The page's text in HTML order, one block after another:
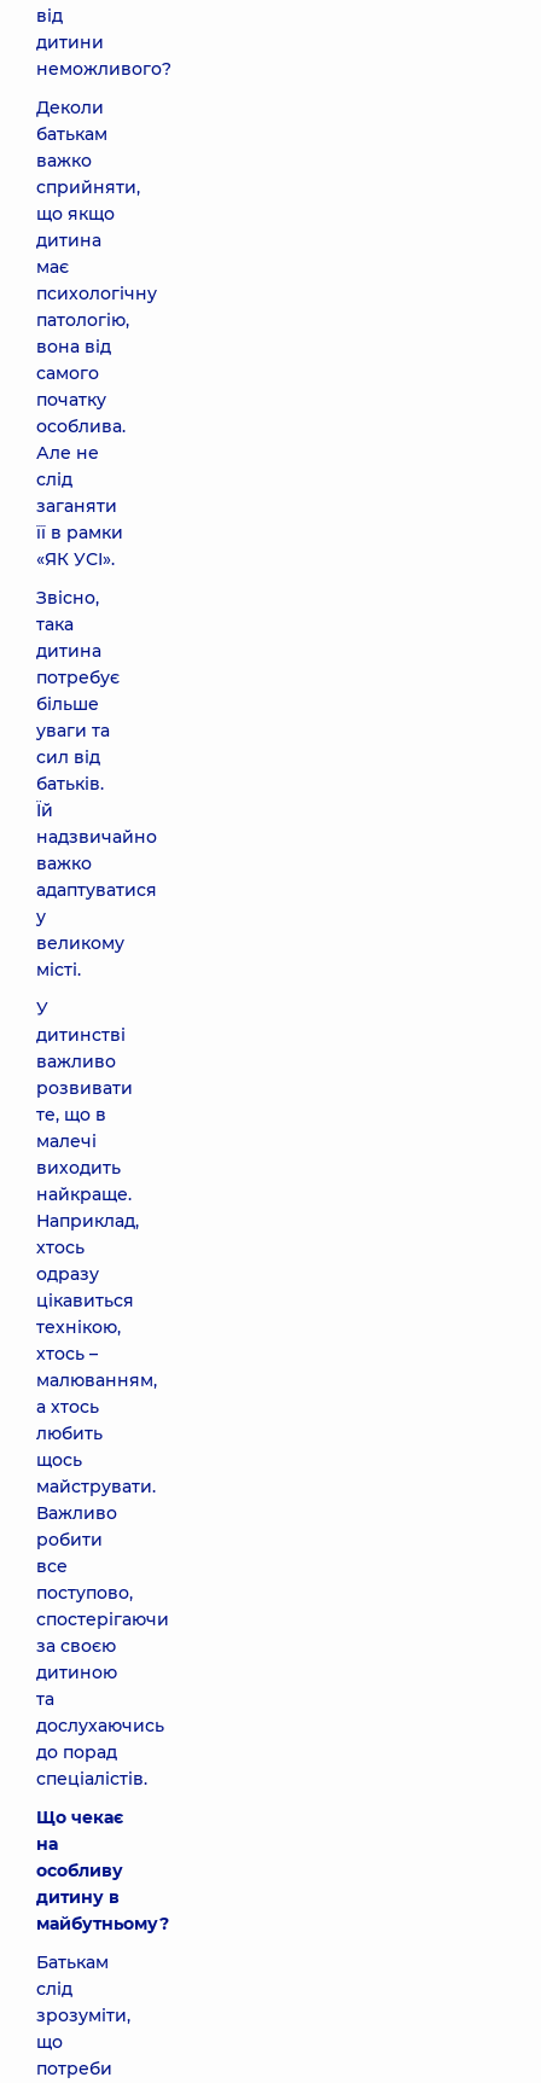
від
дитини
неможливого?
Деколи
батькам
важко
сприйняти,
що якщо
дитина
має
психологічну
патологію,
вона від
самого
початку
особлива.
Але не
слід
заганяти
її в рамки
«ЯК УСІ».
Звісно,
така
дитина
потребує
більше
уваги та
сил від
батьків.
Їй
надзвичайно
важко
адаптуватися
у
великому
місті.
У
дитинстві
важливо
розвивати
те, що в
малечі
виходить
найкраще.
Наприклад,
хтось
одразу
цікавиться
технікою,
хтось –
малюванням,
а хтось
любить
щось
майструвати.
Важливо
робити
все
поступово,
спостерігаючи
за своєю
дитиною
та
дослухаючись
до порад
спеціалістів.
Що чекає
на
особливу
дитину в
майбутньому?
Батькам
слід
зрозуміти,
що
потреби